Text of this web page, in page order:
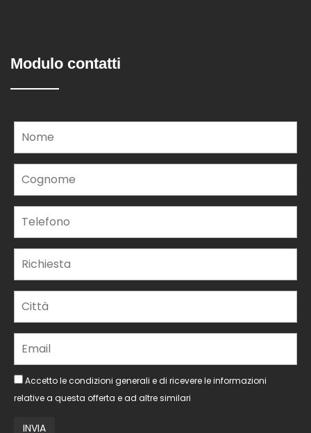
Modulo contatti
Accetto le condizioni generali e di ricevere le informazioni
relative a questa offerta e ad altre similari